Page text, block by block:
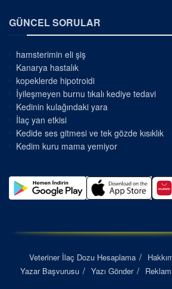
GÜNCEL SORULAR
hamsterimin eli şiş
Kanarya hastalık
kopeklerde hipotroidi
İyileşmeyen burnu tıkalı kediye tedavi
Kedinin kulağındaki yara
İlaç yan etkisi
Kedide ses gitmesi ve tek gözde kısıklık
Kedim kuru mama yemiyor
Veteriner İlaç Dozu Hesaplama
Yazar Başvurusu
Yazı Gönder Reklam